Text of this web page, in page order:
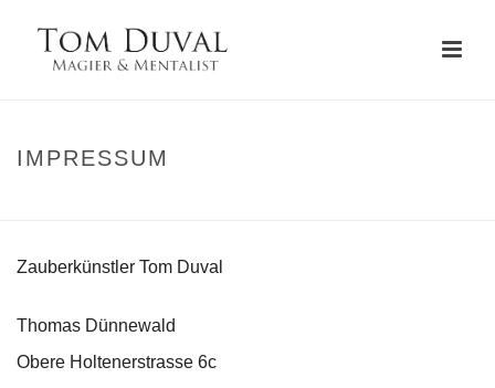
IMPRESSUM
Zauberkünstler Tom Duval
Thomas Dünnewald
Obere Holtenerstrasse 6c